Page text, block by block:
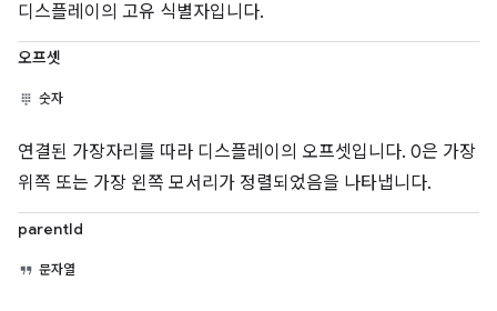
디스플레이의 고유 식별자입니다.
오프셋
숫자
연결된 가장자리를 따라 디스플레이의 오프셋입니다. 0은 가장
위쪽 또는 가장 왼쪽 모서리가 정렬되었음을 나타냅니다.
parentId
문자열